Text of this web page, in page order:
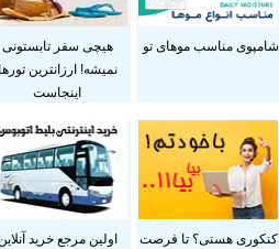
شامپوی مناسب موهای تو
هیچی سفر تابستونی
نمیشه! ارزانترین تورها
اینجاست
کنکوری هستی؟ تا فرصت
اولین مرجع خرید